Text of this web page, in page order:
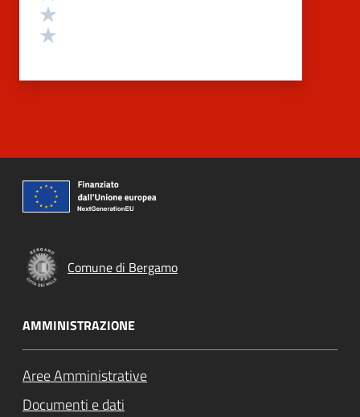
Comune di Bergamo
AMMINISTRAZIONE
Aree Amministrative
Documenti e dati